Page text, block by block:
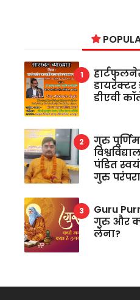
डीएवी
गुरु
पंडित
गुरु
Guru
गुरु और
लेना?